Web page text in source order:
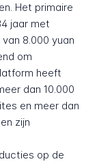
Het primaire
jaar met
8.000 yuan
om
heeft
dan 10.000
en meer dan
zijn
op de